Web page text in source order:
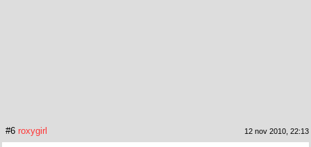
#6 roxygirl 12 nov 2010, 22:13